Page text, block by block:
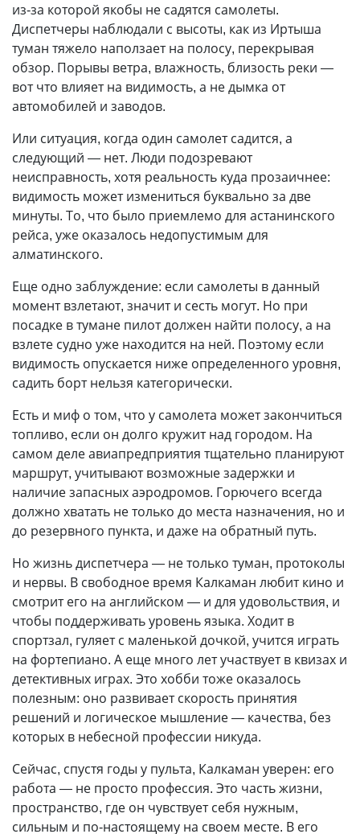
из-за которой якобы не садятся самолеты.
Диспетчеры наблюдали с высоты, как из Иртыша
туман тяжело наползает на полосу, перекрывая
обзор. Порывы ветра, влажность, близость реки —
вот что влияет на видимость, а не дымка от
автомобилей и заводов.
Или ситуация, когда один самолет садится, а
следующий — нет. Люди подозревают
неисправность, хотя реальность куда прозаичнее:
видимость может измениться буквально за две
минуты. То, что было приемлемо для астанинского
рейса, уже оказалось недопустимым для
алматинского.
Еще одно заблуждение: если самолеты в данный
момент взлетают, значит и сесть могут. Но при
посадке в тумане пилот должен найти полосу, а на
взлете судно уже находится на ней. Поэтому если
видимость опускается ниже определенного уровня,
садить борт нельзя категорически.
Есть и миф о том, что у самолета может закончиться
топливо, если он долго кружит над городом. На
самом деле авиапредприятия тщательно планируют
маршрут, учитывают возможные задержки и
наличие запасных аэродромов. Горючего всегда
должно хватать не только до места назначения, но и
до резервного пункта, и даже на обратный путь.
Но жизнь диспетчера — не только туман, протоколы
и нервы. В свободное время Калкаман любит кино и
смотрит его на английском — и для удовольствия, и
чтобы поддерживать уровень языка. Ходит в
спортзал, гуляет с маленькой дочкой, учится играть
на фортепиано. А еще много лет участвует в квизах и
детективных играх. Это хобби тоже оказалось
полезным: оно развивает скорость принятия
решений и логическое мышление — качества, без
которых в небесной профессии никуда.
Сейчас, спустя годы у пульта, Калкаман уверен: его
работа — не просто профессия. Это часть жизни,
пространство, где он чувствует себя нужным,
сильным и по-настоящему на своем месте. В его